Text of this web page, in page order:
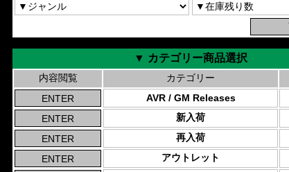
▼ カテゴリー商品選択
内容閲覧 カテゴリー
AVR / GM Releases
新入荷
再入荷
アウトレット